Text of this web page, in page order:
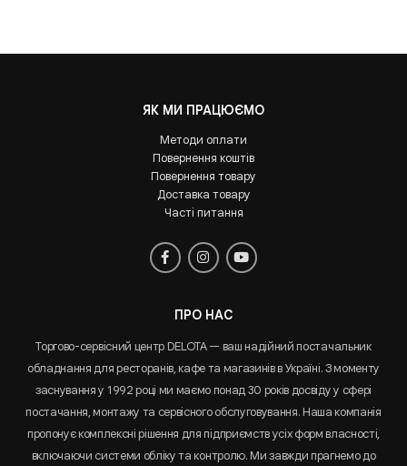
ЯК МИ ПРАЦЮЄМО
Методи оплати
Повернення коштів
Повернення товару
Доставка товару
Часті питання
ПРО НАС
Торгово-сервісний центр DELOTA — ваш надійний постачальник
обладнання для ресторанів, кафе та магазинів в Україні. З моменту
заснування у 1992 році ми маємо понад 30 років досвіду у сфері
постачання, монтажу та сервісного обслуговування. Наша компанія
пропонує комплексні рішення для підприємств усіх форм власності,
включаючи системи обліку та контролю. Ми завжди прагнемо до